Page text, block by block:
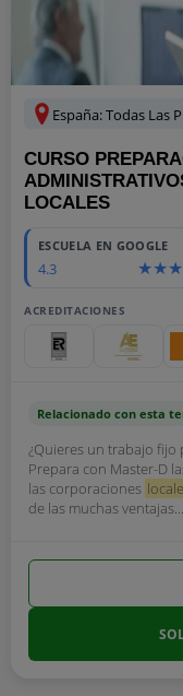
España: Todas Las
CURSO
LOCALES
ESCUELA EN GOOGLE
4.3
ACREDITACIONES
Relacionado con esta
¿Quieres un trabajo fijo
Prepara con Master-D
las corporaciones
de las muchas ventajas...